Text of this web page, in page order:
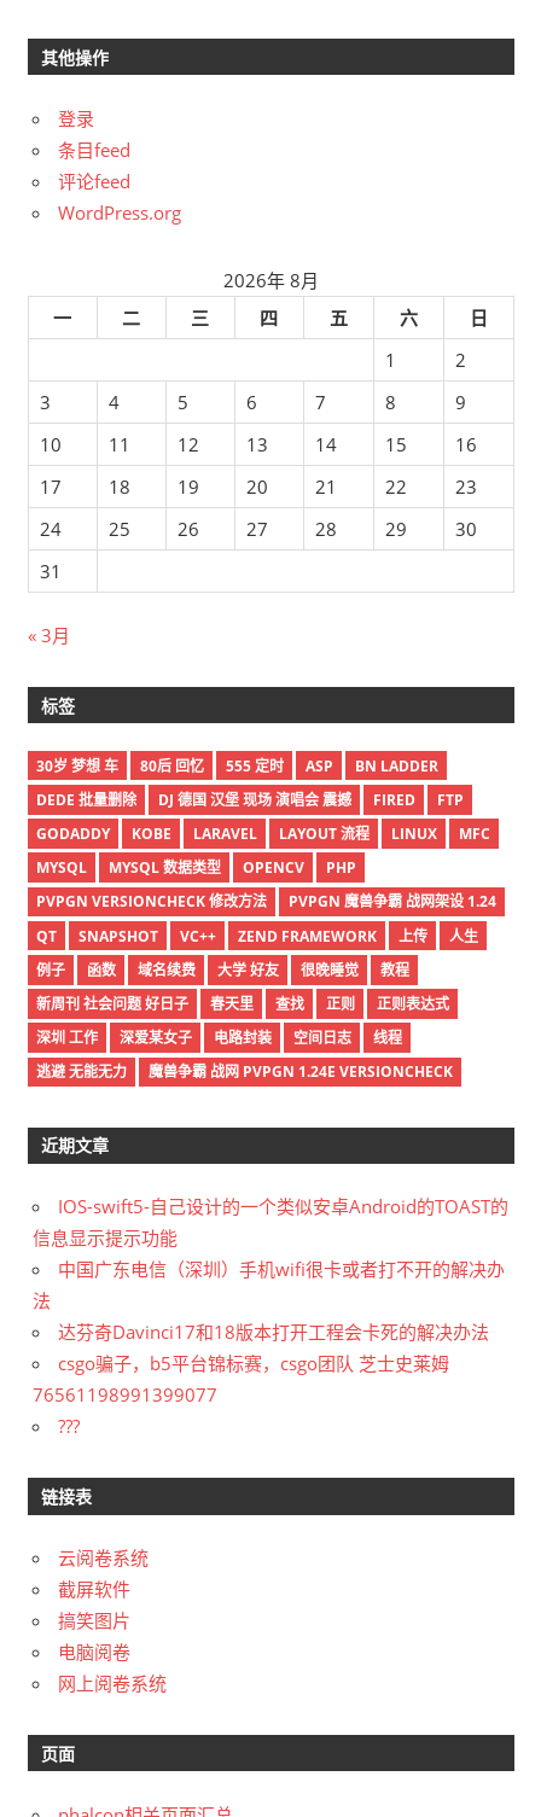
其他操作
登录
条目feed
评论feed
WordPress.org
2026年 8月
一
二 三 四 五 六
日
1
2
3
4 5 6 7 8
9
10
11 12 13 14 15
16
17
18 19 20 21 22
23
24
25 26 27 28 29
30
31
« 3月
标签
30岁 梦想 车 80后 回忆 555 定时 ASP
BN LADDER
DEDE 批量删除
DJ 德国 汉堡 现场 演唱会 震撼 FIRED
FTP
GODADDY
KOBE LARAVEL LAYOUT 流程 LINUX
MFC
MYSQL
MYSQL 数据类型 OPENCV
PHP
PVPGN VERSIONCHECK 修改方法
PVPGN 魔兽争霸 战网架设 1.24
QT
SNAPSHOT VC++ ZEND FRAMEWORK 上传
人生
例子
函数 域名续费 大学 好友 很晚睡觉
教程
新周刊 社会问题 好日子
春天里 查找 正则
正则表达式
深圳 工作
深爱某女子 电路封装 空间日志
线程
逃避 无能无力
魔兽争霸 战网 PVPGN 1.24E VERSIONCHECK
近期文章
IOS-swift5-自己设计的一个类似安卓Android的TOAST的
信息显示提示功能
中国广东电信（深圳）手机wifi很卡或者打不开的解决办
法
达芬奇Davinci17和18版本打开工程会卡死的解决办法
csgo骗子，b5平台锦标赛，csgo团队 芝士史莱姆
76561198991399077
???
链接表
云阅卷系统
截屏软件
搞笑图片
电脑阅卷
网上阅卷系统
页面